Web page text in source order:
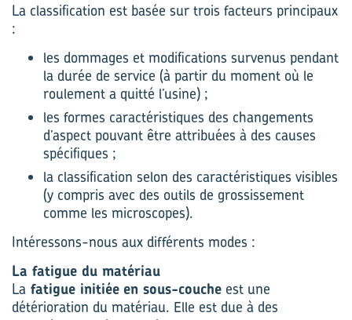
La classification est basée sur trois facteurs principaux
:
les dommages et modifications survenus pendant
la durée de service (à partir du moment où le
roulement a quitté l’usine) ;
les formes caractéristiques des changements
d’aspect pouvant être attribuées à des causes
spécifiques ;
la classification selon des caractéristiques visibles
(y compris avec des outils de grossissement
comme les microscopes).
Intéressons-nous aux différents modes :
La fatigue du matériau
La fatigue initiée en sous-couche est une
détérioration du matériau. Elle est due à des